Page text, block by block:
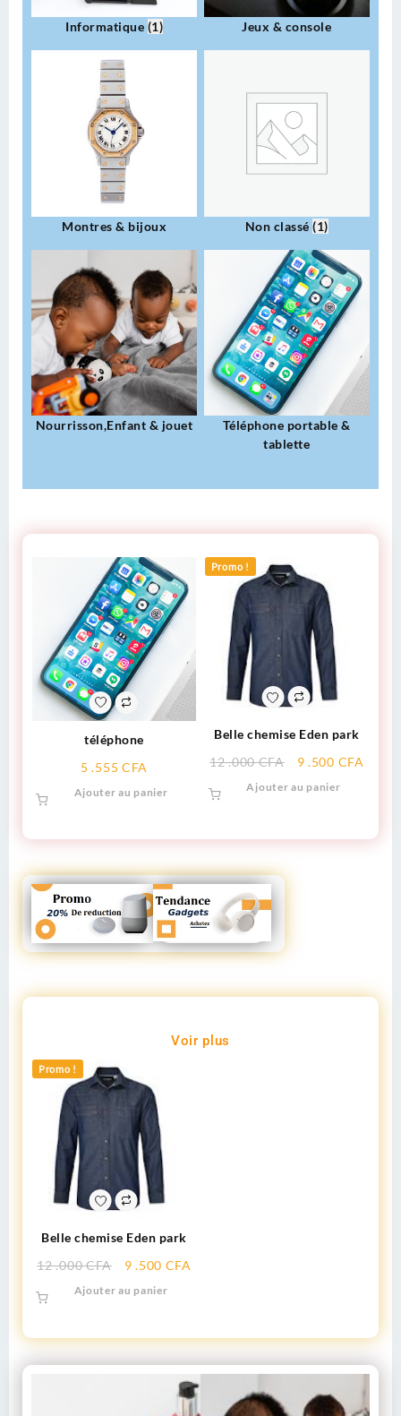
Informatique (1) Jeux & console
Montres & bijoux Non classé(1)
Nourrisson,Enfant & jouet
Téléphone portable &
tablette
téléphone
5 .555 CFA
Ajouter au panier
Promo !
Belle chemise Eden park
12 .000CFA 9 .500 CFA
Ajouter au panier
Voir plus
Promo !
Belle chemise Eden park
12 .000CFA 9 .500 CFA
Ajouter au panier